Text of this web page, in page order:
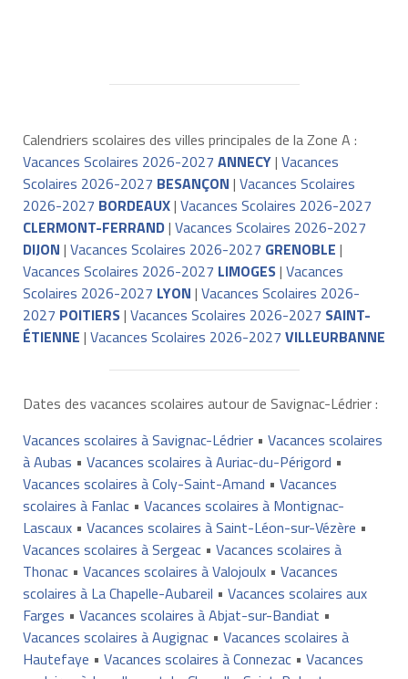
Calendriers scolaires des villes principales de la Zone A :
Vacances Scolaires 2026-2027 ANNECY| Vacances
Scolaires 2026-2027 BESANÇON | Vacances Scolaires
2026-2027 BORDEAUX| Vacances Scolaires 2026-2027
CLERMONT-FERRAND| Vacances Scolaires 2026-2027
DIJON | Vacances Scolaires 2026-2027 GRENOBLE |
Vacances Scolaires 2026-2027 LIMOGES| Vacances
Scolaires 2026-2027 LYON | Vacances Scolaires 2026-
2027 POITIERS| Vacances Scolaires 2026-2027 SAINT-
ÉTIENNE | Vacances Scolaires 2026-2027 VILLEURBANNE
Dates des vacances scolaires autour de Savignac-Lédrier :
Vacances scolaires à Savignac-Lédrier• Vacances scolaires
à Aubas • Vacances scolaires à Auriac-du-Périgord •
Vacances scolaires à Coly-Saint-Amand • Vacances
scolaires à Fanlac• Vacances scolaires à Montignac-
Lascaux• Vacances scolaires à Saint-Léon-sur-Vézère •
Vacances scolaires à Sergeac• Vacances scolaires à
Thonac• Vacances scolaires à Valojoulx• Vacances
scolaires à La Chapelle-Aubareil • Vacances scolaires aux
Farges • Vacances scolaires à Abjat-sur-Bandiat •
Vacances scolaires à Augignac• Vacances scolaires à
Hautefaye • Vacances scolaires à Connezac• Vacances